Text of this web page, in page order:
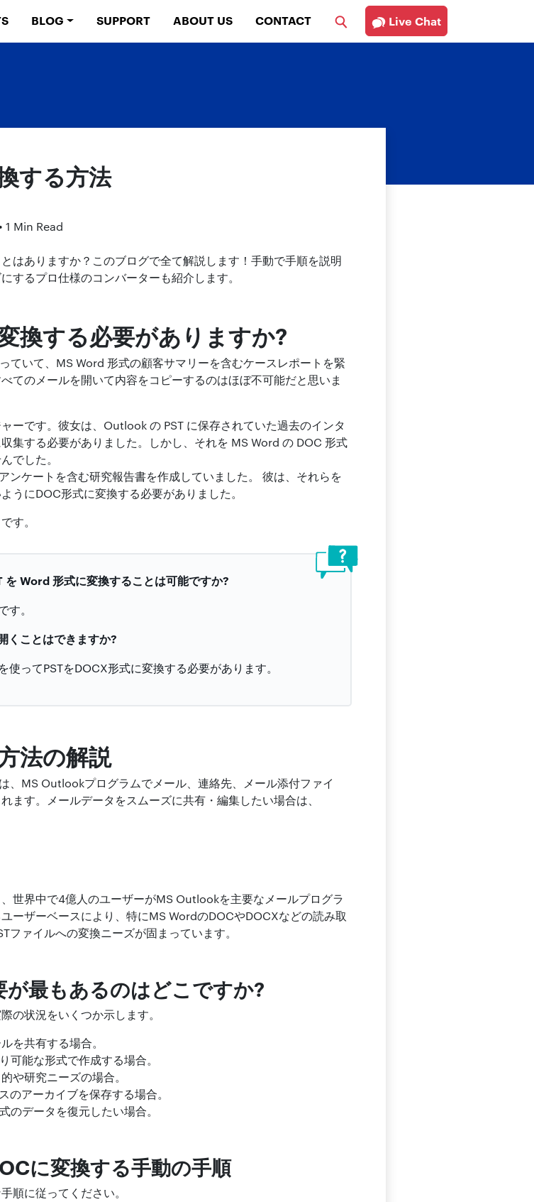
BLOG SUPPORT ABOUT US CONTACT Live Chat
する方法
Min Read
はありますか？このブログで全て解説します！手動で手順を説明
するプロ仕様のコンバーターも紹介します。
換する必要がありますか?
ていて、MS Word 形式の顧客サマリーを含むケースレポートを緊
てのメールを開いて内容をコピーするのはほぼ不可能だと思いま
ーです。彼女は、Outlook の PST に保存されていた過去のインタ
集する必要がありました。しかし、それを MS Word の DOC 形式
でした。
ンケートを含む研究報告書を作成していました。 彼は、それらを
うにDOC形式に変換する必要がありました。
す。
Word 形式に変換することは可能ですか?
。
くことはできますか?
ってPSTをDOCX形式に変換する必要があります。
法の解説
、MS Outlookプログラムでメール、連絡先、メール添付ファイ
ます。メールデータをスムーズに共有・編集したい場合は、
世界中で4億人のユーザーがMS Outlookを主要なメールプログラ
ーザーベースにより、特にMS WordのDOCやDOCXなどの読み取
ファイルへの変換ニーズが固まっています。
最もあるのはどこですか?
の状況をいくつか示します。
を共有する場合。
能な形式で作成する場合。
や研究ニーズの場合。
のアーカイブを保存する場合。
データを復元したい場合。
に変換する手動の手順
順に従ってください。